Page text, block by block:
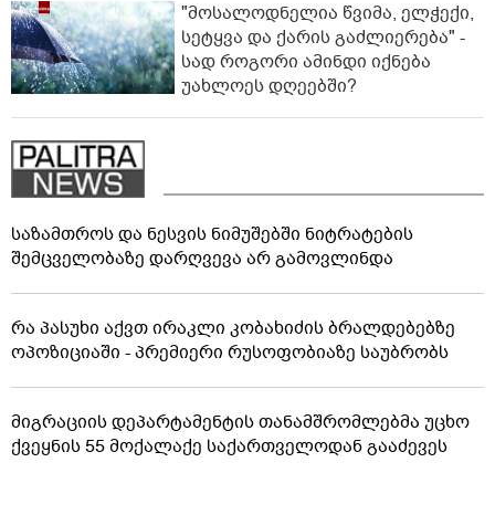
"მოსალოდნელია წვიმა, ელჭექი,
სეტყვა და ქარის გაძლიერება" -
სად როგორი ამინდი იქნება
უახლოეს დღეებში?
საზამთროს და ნესვის ნიმუშებში ნიტრატების
შემცველობაზე დარღვევა არ გამოვლინდა
რა პასუხი აქვთ ირაკლი კობახიძის ბრალდებებზე
ოპოზიციაში - პრემიერი რუსოფობიაზე საუბრობს
მიგრაციის დეპარტამენტის თანამშრომლებმა უცხო
ქვეყნის 55 მოქალაქე საქართველოდან გააძევეს